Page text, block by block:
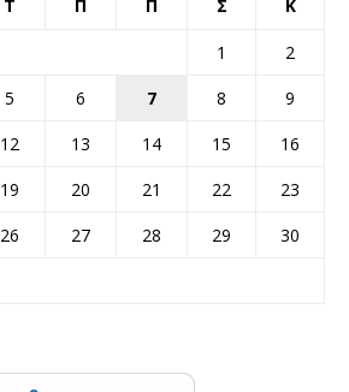
Τ Π Π Σ Κ
1
2
5 6 7 8
9
12 13 14 15
16
19 20 21 22
23
26 27 28 29
30